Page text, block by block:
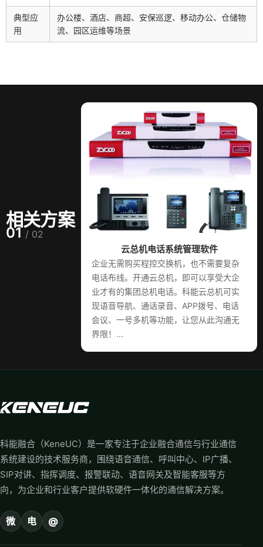
典型应
用
办公楼、酒店、商超、安保巡逻、移动办公、仓储物
流、园区运维等场景
相关方案
01 / 02
云总机电话系统管理软件
企业无需购买程控交换机，也不需要复杂
电话布线。开通云总机，即可以享受大企
业才有的集团总机电话。科能云总机可实
现语音导航、通话录音、APP拨号、电话
会议、一号多机等功能，让您从此沟通无
界限！...
科能融合（KeneUC）是一家专注于企业融合通信与行业通信
系统建设的技术服务商，围绕语音通信、呼叫中心、IP广播、
SIP对讲、指挥调度、报警联动、语音网关及智能客服等方
向，为企业和行业客户提供软硬件一体化的通信解决方案。
微 电 @